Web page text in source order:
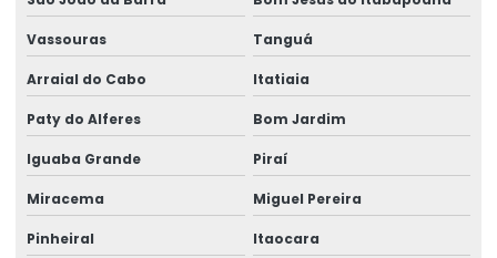
Etiquetas Auto Adesivas Para Vários Segmentos
Etiquetas De Bopp Transparente
Etiquetas De Papel Couchê Fosco E Brilho
Etiquetas De Preço Para Loja
Etiquetas Eletrônicas E Impressas
Vassouras Tanguá
Arraial do Cabo Itatiaia
Paty do Alferes Bom Jardim
Iguaba Grande Piraí
Miracema Miguel Pereira
Pinheiral Itaocara